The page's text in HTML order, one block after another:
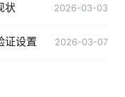
状 2026-03-03
证设置 2026-03-07